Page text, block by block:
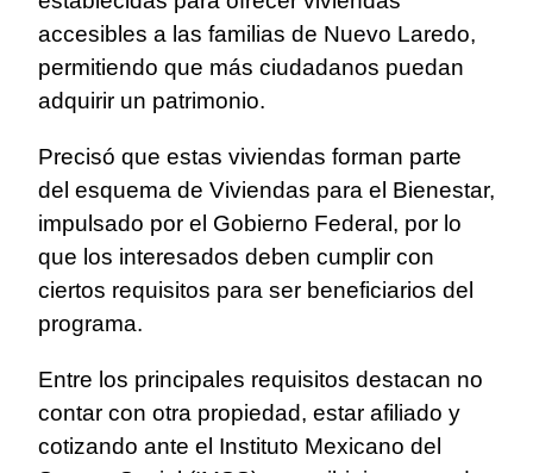
accesibles a las familias de Nuevo Laredo,
permitiendo que más ciudadanos puedan
adquirir un patrimonio.
Precisó que estas viviendas forman parte
del esquema de Viviendas para el Bienestar,
impulsado por el Gobierno Federal, por lo
que los interesados deben cumplir con
ciertos requisitos para ser beneficiarios del
programa.
Entre los principales requisitos destacan no
contar con otra propiedad, estar afiliado y
cotizando ante el Instituto Mexicano del